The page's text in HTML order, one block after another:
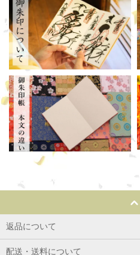
返品について
配送・送料について